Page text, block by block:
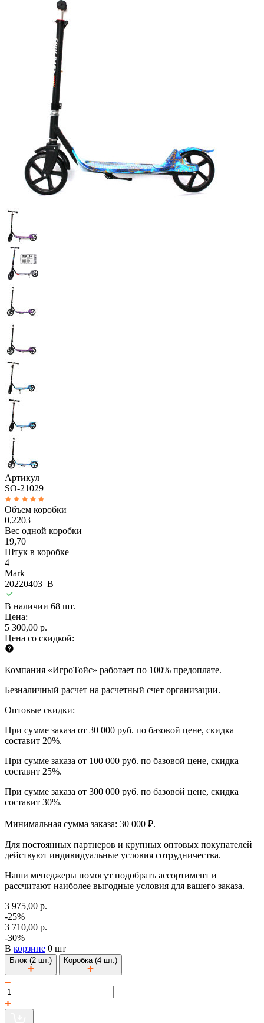
Артикул
SO-21029
Объем коробки
0,2203
Вес одной коробки
19,70
Штук в коробке
4
Mark
20220403_B
В наличии 68 шт.
Цена:
5 300,00 р.
Цена со скидкой:
Компания «ИгроТойс» работает по 100% предоплате.
Безналичный расчет на расчетный счет организации.
Оптовые скидки:
При сумме заказа от 30 000 руб. по базовой цене, скидка
составит 20%.
При сумме заказа от 100 000 руб. по базовой цене, скидка
составит 25%.
При сумме заказа от 300 000 руб. по базовой цене, скидка
составит 30%.
Минимальная сумма заказа: 30 000 ₽.
Для постоянных партнеров и крупных оптовых покупателей
действуют индивидуальные условия сотрудничества.
Наши менеджеры помогут подобрать ассортимент и
рассчитают наиболее выгодные условия для вашего заказа.
3 975,00 р.
-25%
3 710,00 р.
-30%
В корзине 0 шт
Блок (2 шт.) Коробка (4 шт.)